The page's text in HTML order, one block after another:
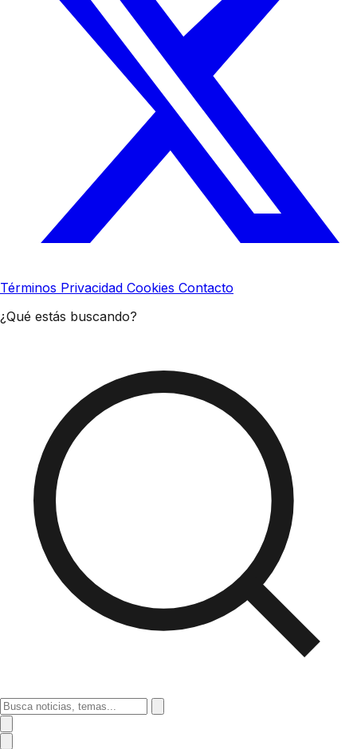
Términos Privacidad Cookies Contacto
¿Qué estás buscando?